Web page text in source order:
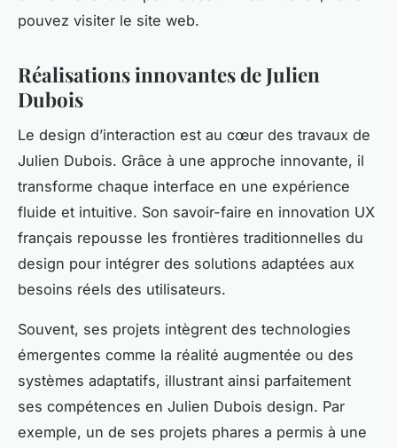
pouvez visiter le site web.
Réalisations innovantes de Julien
Dubois
Le design d’interaction est au cœur des travaux de
Julien Dubois. Grâce à une approche innovante, il
transforme chaque interface en une expérience
fluide et intuitive. Son savoir-faire en innovation UX
français repousse les frontières traditionnelles du
design pour intégrer des solutions adaptées aux
besoins réels des utilisateurs.
Souvent, ses projets intègrent des technologies
émergentes comme la réalité augmentée ou des
systèmes adaptatifs, illustrant ainsi parfaitement
ses compétences en Julien Dubois design. Par
exemple, un de ses projets phares a permis à une